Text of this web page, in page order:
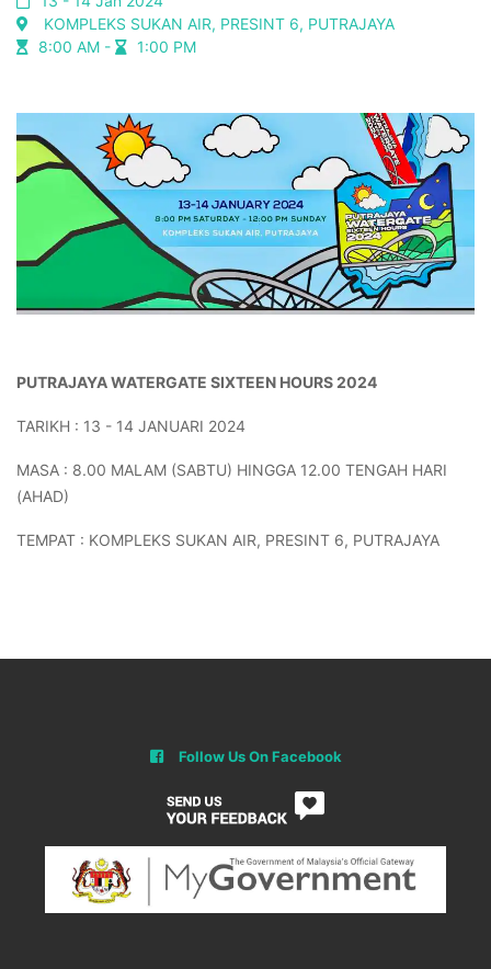
KOMPLEKS SUKAN AIR, PRESINT 6, PUTRAJAYA ​ ​
8:00 AM -
1:00 PM
PUTRAJAYA WATERGATE SIXTEEN HOURS 2024
TARIKH : 13 - 14 JANUARI 2024
MASA : 8.00 MALAM (SABTU) HINGGA 12.00 TENGAH HARI
(AHAD)
TEMPAT : KOMPLEKS SUKAN AIR, PRESINT 6, PUTRAJAYA
Follow Us On Facebook